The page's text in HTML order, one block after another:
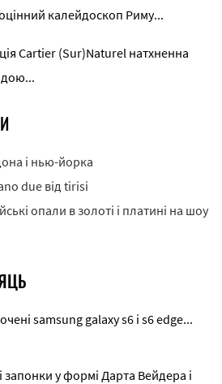
калейдоскоп Риму...
Cartier (Sur)Naturel натхненна
і нью-йорка
due від tirisi
опали в золоті і платині на шоу
samsung galaxy s6 і s6 edge...
запонки у формі Дарта Вейдера і